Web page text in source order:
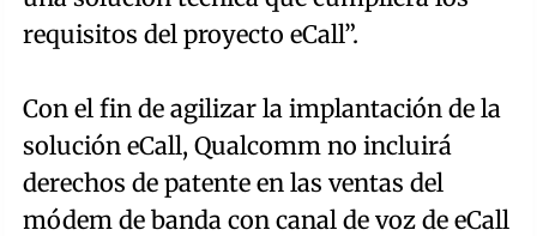
requisitos del proyecto eCall”.
Con el fin de agilizar la implantación de la
solución eCall, Qualcomm no incluirá
derechos de patente en las ventas del
módem de banda con canal de voz de eCall